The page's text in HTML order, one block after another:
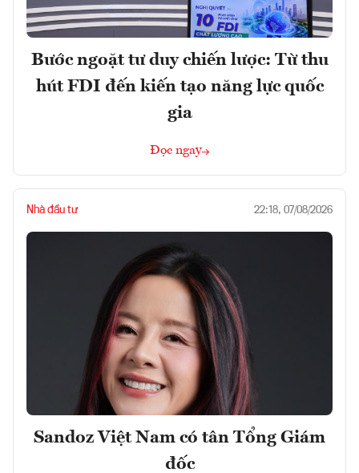
Bước ngoặt tư duy chiến lược: Từ thu
hút FDI đến kiến tạo năng lực quốc
gia
Đọc ngay
Nhà đầu tư 22:18, 07/08/2026
Sandoz Việt Nam có tân Tổng Giám
đốc